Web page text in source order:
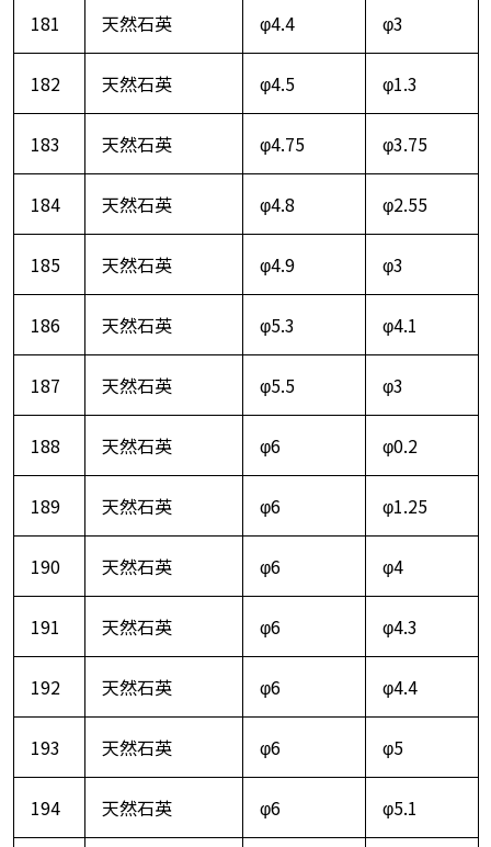
181 天然石英 φ4.4 φ3
182 天然石英 φ4.5 φ1.3
183 天然石英 φ4.75 φ3.75
184 天然石英 φ4.8 φ2.55
185 天然石英 φ4.9 φ3
186 天然石英 φ5.3 φ4.1
187 天然石英 φ5.5 φ3
188 天然石英 φ6 φ0.2
189 天然石英 φ6 φ1.25
190 天然石英 φ6 φ4
191 天然石英 φ6 φ4.3
192 天然石英 φ6 φ4.4
193 天然石英 φ6 φ5
194 天然石英 φ6 φ5.1